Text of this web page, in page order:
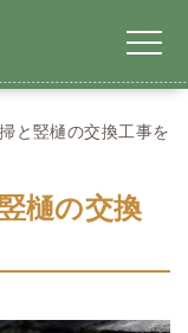
と竪樋の交換工事を
樋の交換